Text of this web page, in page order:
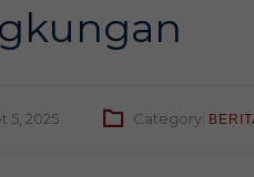
5, 2025 Category: